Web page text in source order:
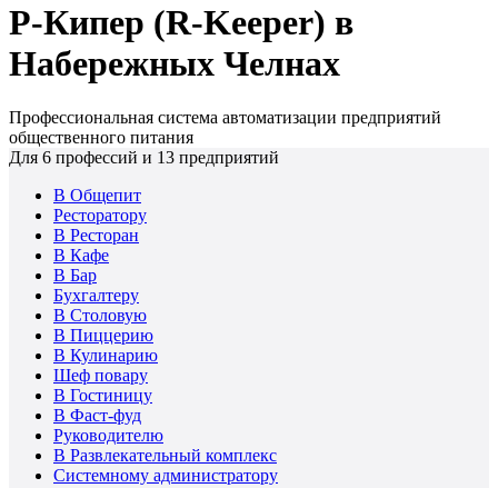
Р-Кипер (R-Keeper) в
Набережных Челнах
Профессиональная система автоматизации предприятий
общественного питания
Для 6 профессий и 13 предприятий
В Общепит
Ресторатору
В Ресторан
В Кафе
В Бар
Бухгалтеру
В Столовую
В Пиццерию
В Кулинарию
Шеф повару
В Гостиницу
В Фаст-фуд
Руководителю
В Развлекательный комплекс
Системному администратору